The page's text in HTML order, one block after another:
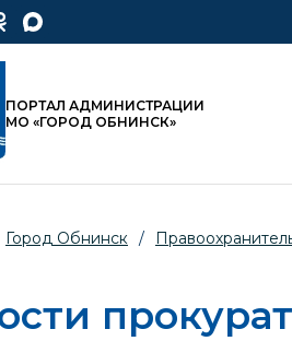
ПОРТАЛ АДМИНИСТРАЦИИ
МО «ГОРОД ОБНИНСК»
Город Обнинск /